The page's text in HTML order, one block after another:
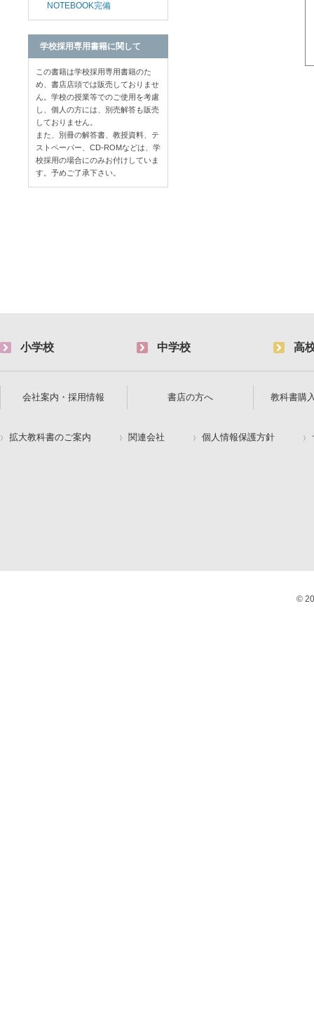
NOTEBOOK完備
学校採用専用書籍に関して
この書籍は学校採用専用書籍のた
め、書店店頭では販売しておりませ
ん。学校の授業等でのご使用を考慮
し、個人の方には、別売解答も販売
しておりません。
また、別冊の解答書、教授資料、テ
ストペーパー、CD-ROMなどは、学
校採用の場合にのみお付けしていま
す。予めご了承下さい。
小学校 中学校 高
会社案内・採用情報 書店の方へ 教科書購
拡大教科書のご案内 関連会社 個人情報保護方針
©